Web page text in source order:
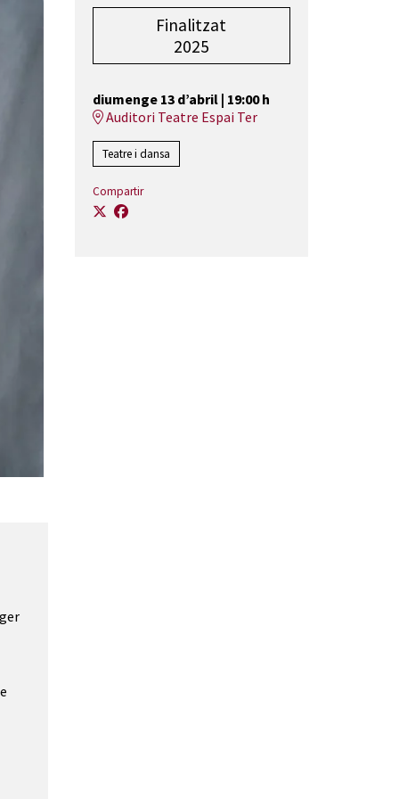
Finalitzat
2025
diumenge 13 d’abril| 19:00 h
Auditori Teatre Espai Ter
Teatre i dansa
Compartir